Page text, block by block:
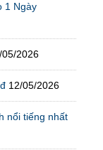
1 Ngày
05/2026
12/05/2026
nổi tiếng nhất